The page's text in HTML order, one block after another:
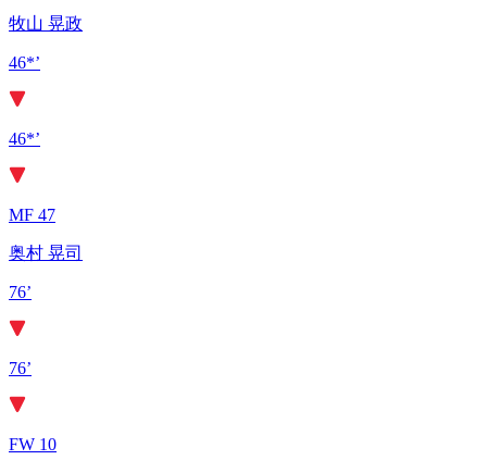
牧山 晃政
46*’
46*’
MF 47
奥村 晃司
76’
76’
FW 10